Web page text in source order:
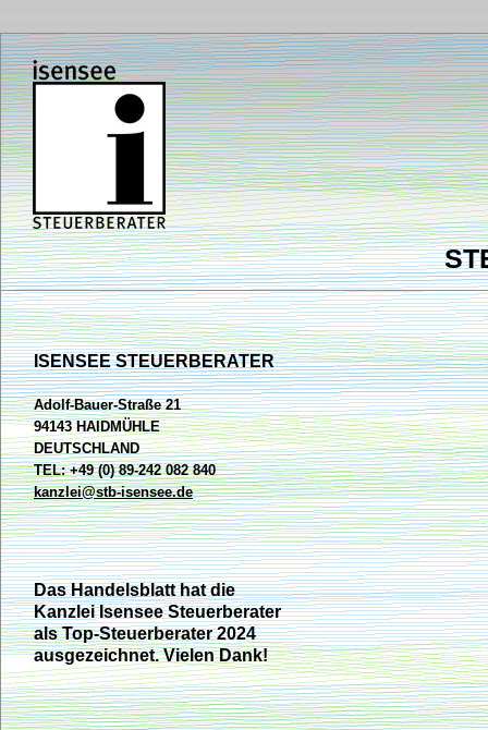
ISENSEE STEUERBERATER
Adolf-Bauer-Straße 21
94143 HAIDMÜHLE
DEUTSCHLAND
TEL: +49 (0) 89-242 082 840
kanzlei@stb-isensee.de
Das Handelsblatt hat die
Kanzlei Isensee Steuerberater
als Top-Steuerberater 2024
ausgezeichnet. Vielen Dank!